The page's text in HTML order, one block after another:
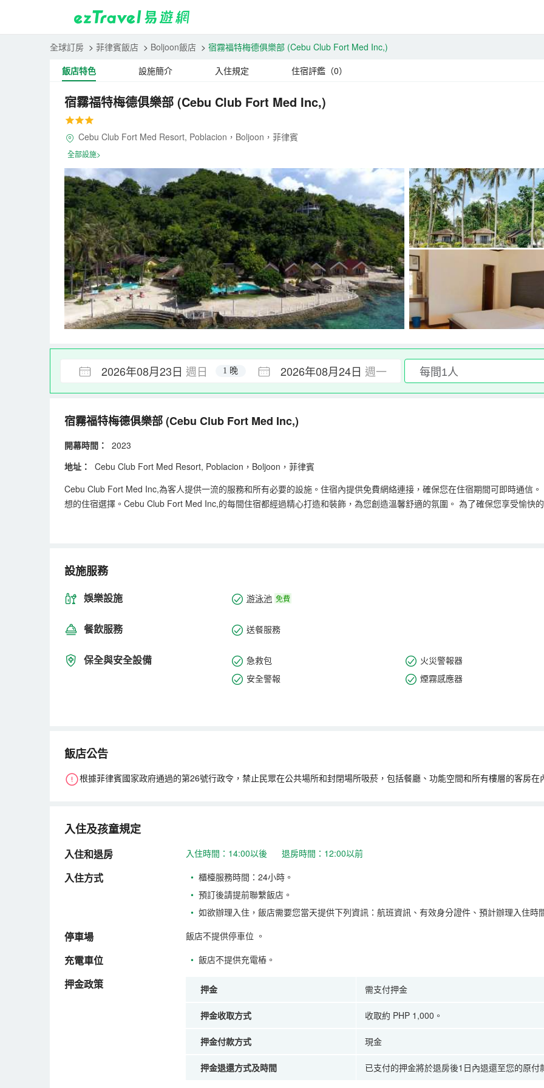
全球訂房 > 菲律賓飯店 > Boljoon飯店 > 宿霧福特梅德俱樂部 (Cebu Club Fort Med Inc,)
飯店特色
設施簡介 入住規定 住宿評鑑（0）
宿霧福特梅德俱樂部 (Cebu Club Fort Med Inc,)
Cebu Club Fort Med Resort, Poblacion，Boljoon，菲律賓
全部設施>
2026年08月23日 週日 2026年08月24日 週一
1 晚
宿霧福特梅德俱樂部(Cebu Club Fort Med Inc,)
開幕時間：
2023
地址：
Cebu Club Fort Med Resort, Poblacion，Boljoon，菲律賓
Cebu Club Fort Med Inc,為客人提供一流的服務和所有必要的設施。住宿內提供免費網絡連接，確保您在住宿期間可即時通信
想的住宿選擇。Cebu Club Fort Med Inc,的每間住宿都經過精心打造和裝飾，為您創造溫馨舒適的氛圍。 為了確保您享受愉快
趣。一天結束後，您可以享受水療設施，享受溫暖和放鬆的感覺。 入住期間別忘了到住宿的游泳池好好享受一下游泳的樂趣。
設施服務
娛樂設施 游泳池 免費
餐飲服務 送餐服務
保全與安全設備 急救包
火災警報器
安全警報
煙霧感應器
飯店公告
根據菲律賓國家政府通過的第26號行政令，禁止民眾在公共場所和封閉場所吸菸，包括餐廳、功能空間和所有樓層的客房
入住及孩童規定
入住和退房 入住時間：14:00以後 退房時間：12:00以前
入住方式 • 櫃檯服務時間：24小時。
• 預訂後請提前聯繫飯店。
• 如欲辦理入住，飯店需要您當天提供下列資訊：航班資訊、有效身分證件、預計辦理入住時
停車場 飯店不提供停車位 。
充電車位 • 飯店不提供充電樁。
押金政策 押金 需支付押金
押金收取方式 收取約 PHP 1,000。
押金付款方式 現金
押金退還方式及時間 已支付的押金將於退房後1日內退還至您的原付